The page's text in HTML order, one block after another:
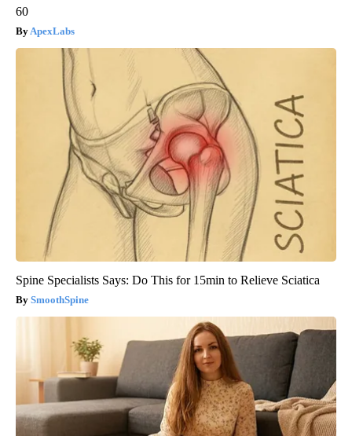
60
ApexLabs
Spine Specialists Says: Do This for 15min to Relieve Sciatica
SmoothSpine